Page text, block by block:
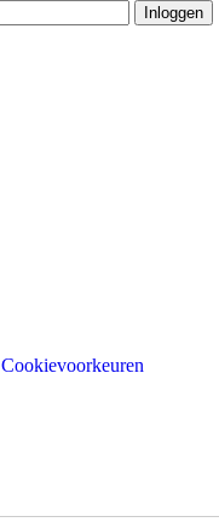
Cookievoorkeuren